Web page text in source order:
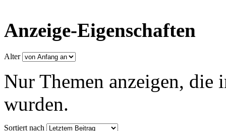
Anzeige-Eigenschaften
Alter
Nur Themen anzeigen, die
wurden.
Sortiert nach